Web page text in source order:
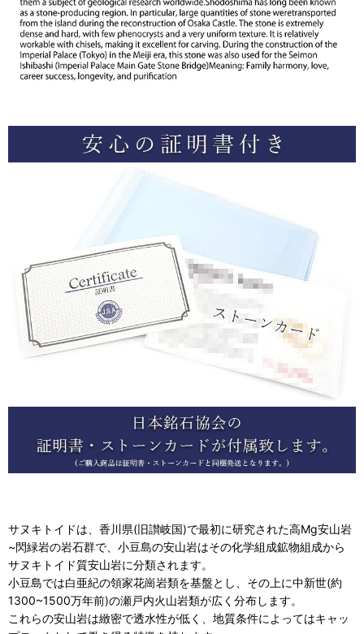
サヌキトイドは、香川県(旧讃岐国)で最初に研究された高Mg安山岩
~閃緑岩の岩石群で、小豆島の安山岩はその化学組成鉱物組成から
サヌキトイド質安山岩に分類されます。
小豆島では白亜紀の領家花崗岩類を基盤とし、その上に中新世(約
1300~1500万年前)の瀬戸内火山岩類が広く分布します。
これらの安山岩は緻密で透水性が低く、地質条件によってはキャッ